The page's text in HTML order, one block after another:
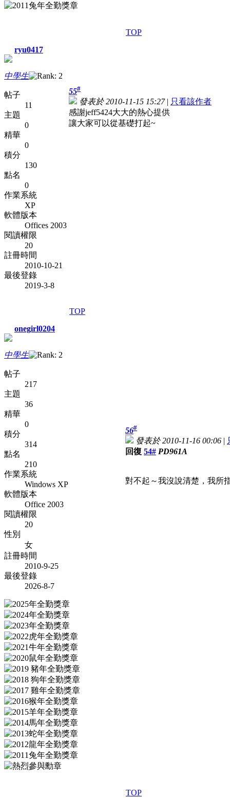
TOP
ryu0417
中學生
帖子
11
主題
0
精華
0
積分
130
點名
0
作業系統
XP
軟體版本
Offices 2003
閱讀權限
20
註冊時間
2010-10-21
最後登錄
2019-3-8
55#
發表於 2010-11-15 15:27| 只看該作者
感謝jeff5424大大的熱心提供
讓大家可以從基礎打起~
TOP
onegirl0204
中學生
帖子
217
主題
36
精華
0
積分
314
點名
210
作業系統
Windows XP
軟體版本
Office 2003
閱讀權限
20
性別
女
註冊時間
2010-9-25
最後登錄
2026-8-7
56#
發表於 2010-11-16 00:06 |
回復 54# PD961A
對不起～我沒說清楚，我所
TOP